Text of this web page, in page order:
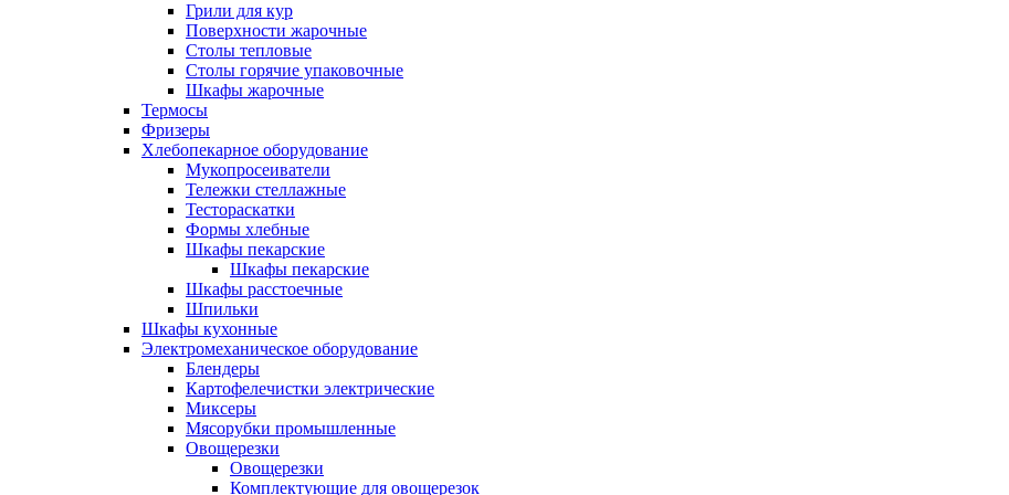
Грили для кур
Поверхности жарочные
Столы тепловые
Столы горячие упаковочные
Шкафы жарочные
Термосы
Фризеры
Хлебопекарное оборудование
Мукопросеиватели
Тележки стеллажные
Тестораскатки
Формы хлебные
Шкафы пекарские
Шкафы пекарские
Шкафы расстоечные
Шпильки
Шкафы кухонные
Электромеханическое оборудование
Блендеры
Картофелечистки электрические
Миксеры
Мясорубки промышленные
Овощерезки
Овощерезки
Комплектующие для овощерезок